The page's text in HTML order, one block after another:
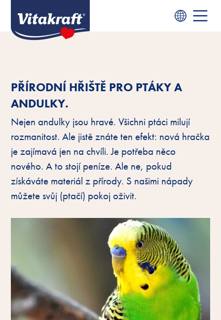
PŘÍRODNÍ HŘIŠTĚ PRO PTÁKY A
ANDULKY.
Nejen andulky jsou hravé. Všichni ptáci milují
rozmanitost. Ale jistě znáte ten efekt: nová hračka
je zajímavá jen na chvíli. Je potřeba něco
nového. A to stojí peníze. Ale ne, pokud
získáváte materiál z přírody. S našimi nápady
můžete svůj (ptačí) pokoj oživit.